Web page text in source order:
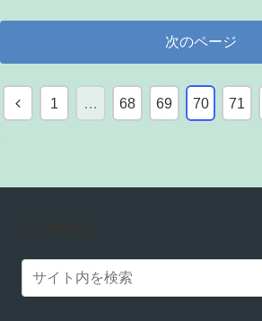
次のページ
前 1 … 68 69 70 71